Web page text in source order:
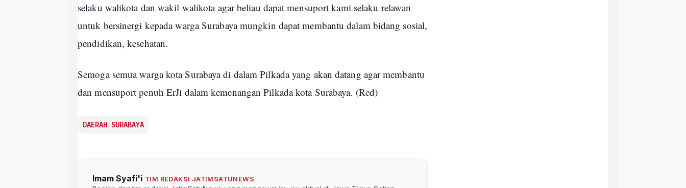
selaku walikota dan wakil walikota agar beliau dapat mensuport kami selaku relawan
untuk bersinergi kepada warga Surabaya mungkin dapat membantu dalam bidang sosial,
pendidikan, kesehatan.
Semoga semua warga kota Surabaya di dalam Pilkada yang akan datang agar membantu
dan mensuport penuh ErJi dalam kemenangan Pilkada kota Surabaya. (Red)
DAERAH SURABAYA
Imam Syafi'i TIM REDAKSI JATIMSATUNEWS